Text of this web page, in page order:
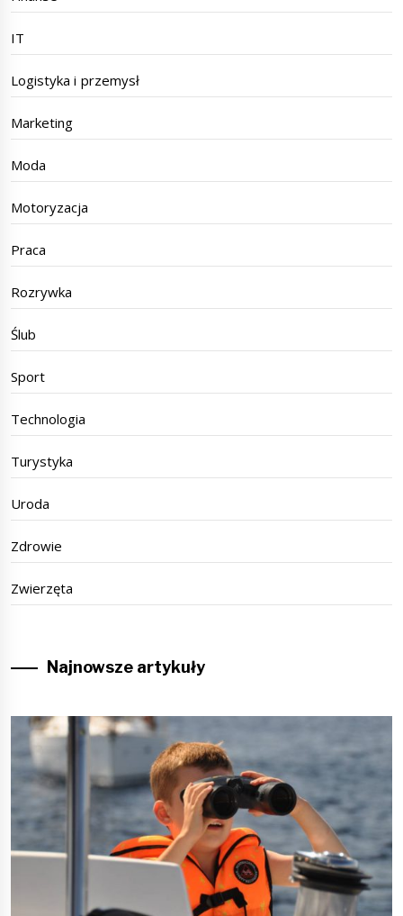
IT
Logistyka i przemysł
Marketing
Moda
Motoryzacja
Praca
Rozrywka
Ślub
Sport
Technologia
Turystyka
Uroda
Zdrowie
Zwierzęta
Najnowsze artykuły